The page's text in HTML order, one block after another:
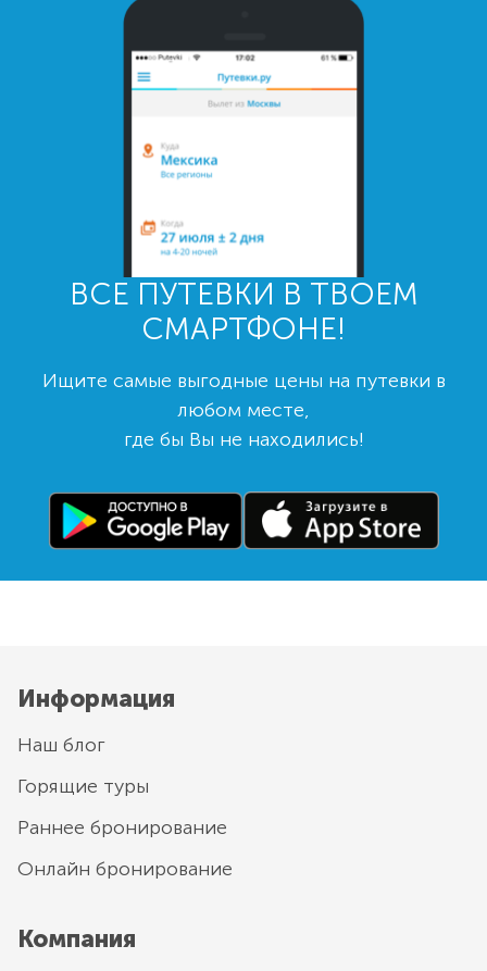
ВСЕ ПУТЕВКИ В ТВОЕМ
СМАРТФОНЕ!
Ищите самые выгодные цены на путевки в
любом месте,
где бы Вы не находились!
Информация
Наш блог
Горящие туры
Раннее бронирование
Онлайн бронирование
Компания